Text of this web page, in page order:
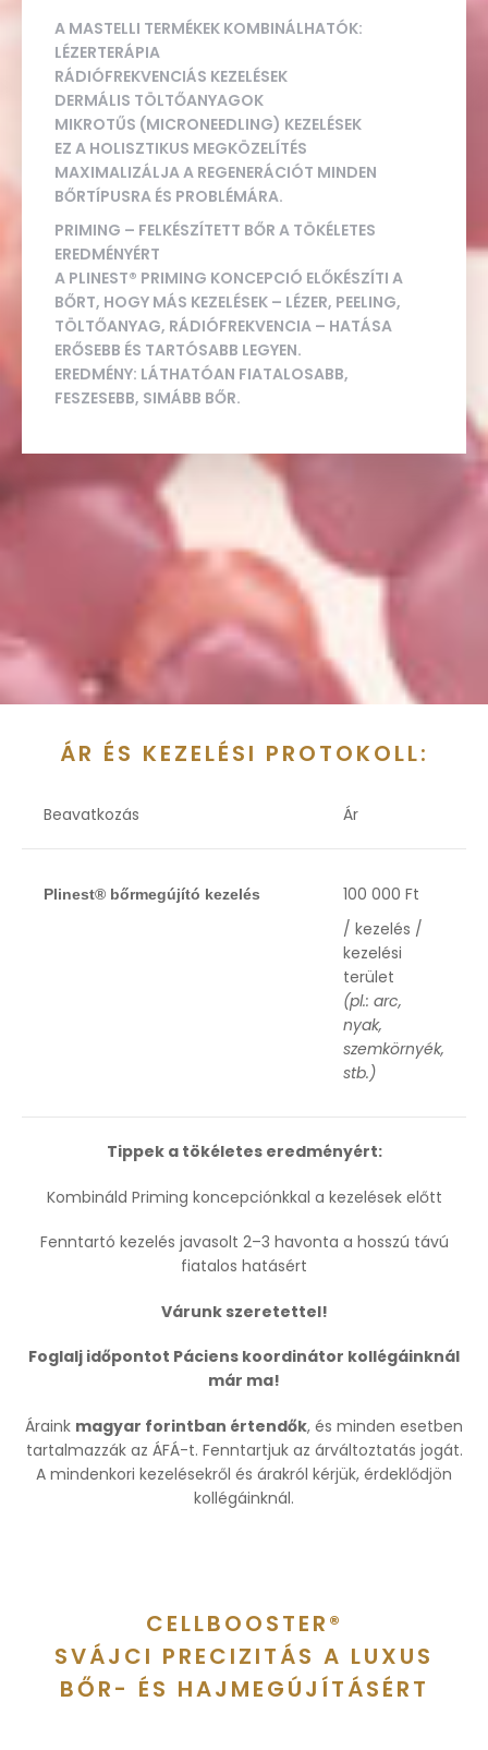
A MASTELLI TERMÉKEK KOMBINÁLHATÓK:
LÉZERTERÁPIA
RÁDIÓFREKVENCIÁS KEZELÉSEK
DERMÁLIS TÖLTŐANYAGOK
MIKROTŰS (MICRONEEDLING) KEZELÉSEK
EZ A HOLISZTIKUS MEGKÖZELÍTÉS
MAXIMALIZÁLJA A REGENERÁCIÓT MINDEN
BŐRTÍPUSRA ÉS PROBLÉMÁRA.
PRIMING – FELKÉSZÍTETT BŐR A TÖKÉLETES
EREDMÉNYÉRT
A PLINEST® PRIMING KONCEPCIÓ ELŐKÉSZÍTI A
BŐRT, HOGY MÁS KEZELÉSEK – LÉZER, PEELING,
TÖLTŐANYAG, RÁDIÓFREKVENCIA – HATÁSA
ERŐSEBB ÉS TARTÓSABB LEGYEN.
EREDMÉNY: LÁTHATÓAN FIATALOSABB,
FESZESEBB, SIMÁBB BŐR.
ÁR ÉS KEZELÉSI PROTOKOLL:
Beavatkozás Ár
Plinest® bőrmegújító kezelés
100 000 Ft
/ kezelés /
kezelési
terület
(pl.: arc,
nyak,
szemkörnyék,
stb.)
Tippek a tökéletes eredményért:
Kombináld Priming koncepciónkkal a kezelések előtt
Fenntartó kezelés javasolt 2–3 havonta a hosszú távú
fiatalos hatásért
Várunk szeretettel!
Foglalj időpontot Páciens koordinátor kollégáinknál
már ma!
Áraink magyar forintban értendők, és minden esetben
tartalmazzák az ÁFÁ-t. Fenntartjuk az árváltoztatás jogát.
A mindenkori kezelésekről és árakról kérjük, érdeklődjön
kollégáinknál.
CELLBOOSTER®
SVÁJCI PRECIZITÁS A LUXUS
BŐR- ÉS HAJMEGÚJÍTÁSÉRT